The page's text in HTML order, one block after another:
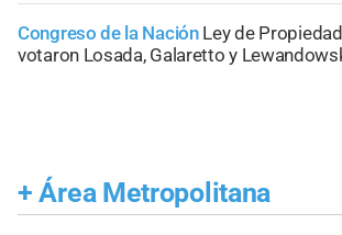
Congreso de la Nación Ley de
votaron Losada, Galaretto y
+ Área Metropolitana